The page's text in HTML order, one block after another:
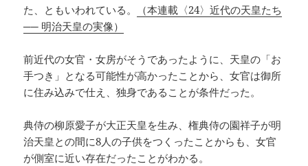
た、ともいわれている。
（本連載〈24〉近代の天皇たち
── 明治天皇の実像）
前近代の女官・女房がそうであったように、天皇の「お
手つき」となる可能性が高かったことから、女官は御所
に住み込みで仕え、独身であることが条件だった。
典侍の柳原愛子が大正天皇を生み、権典侍の園祥子が明
治天皇との間に8人の子供をつくったことからも、女官
が側室に近い存在だったことがわかる。